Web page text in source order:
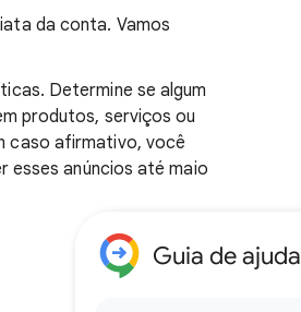
da conta. Vamos
Determine se algum
produtos, serviços ou
caso afirmativo, você
esses anúncios até maio
Guia de ajuda